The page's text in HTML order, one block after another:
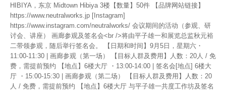
HIBIYA，东京 Midtown Hibiya 3楼【数量】50件 【品牌网站链接】
https://www.neutralworks.jp [Instagram]
https://www.instagram.com/neutralworks/ 会议期间的活动（参观、研
讨会、讲座） 画廊参观及签名会<br />将由平子雄一和展览总监秋元裕
二带领参观，随后举行签名会。 【日期和时间】9月5日，星期六・
11:00-11:30 | 画廊参观（第一场） 【目标人群及费用】人数：20人 / 免
费，需提前预约 【地点】6楼大厅 ・13:00-14:00 | 签名会[地点] 6楼大
厅 ・15:00-15:30 | 画廊参观（第二场） 【目标人群及费用】人数：20
人 / 免费，需提前预约 【地点】6楼大厅 与平子雄一共度工作坊及签名